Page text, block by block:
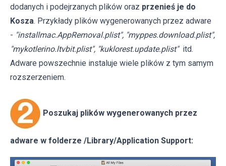
dodanych i podejrzanych plików oraz przenieś je do
Kosza. Przykłady plików wygenerowanych przez adware
- "installmac.AppRemoval.plist", "myppes.download.plist",
"mykotlerino.ltvbit.plist", "kuklorest.update.plist" itd.
Adware powszechnie instaluje wiele plików z tym samym
rozszerzeniem.
Poszukaj plików wygenerowanych przez
adware w folderze /Library/Application Support: